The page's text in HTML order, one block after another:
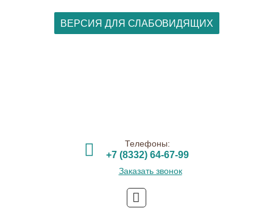
ВЕРСИЯ ДЛЯ СЛАБОВИДЯЩИХ
Телефоны:
+7 (8332) 64-67-99
Заказать звонок